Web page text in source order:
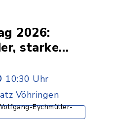
2026:
starke
10:30 Uhr
Vöhringen
Eychmüller-